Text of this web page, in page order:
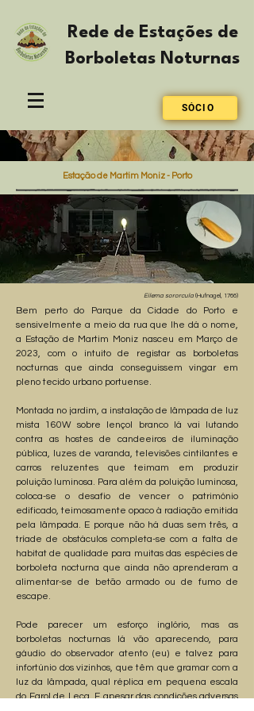
Rede de Estações de
Borboletas Noturnas
SÓCIO
Estação de Martim Moniz - Porto
Eilema sororcula (Hufnagel, 1766)
Bem perto do Parque da Cidade do Porto e
sensivelmente a meio da rua que lhe dá o nome,
a Estação de Martim Moniz nasceu em Março de
2023, com o intuito de registar as borboletas
nocturnas que ainda conseguissem vingar em
pleno tecido urbano portuense.
Montada no jardim, a instalação de lâmpada de luz
mista 160W sobre lençol branco lá vai lutando
contra as hostes de candeeiros de iluminação
pública, luzes de varanda, televisões cintilantes e
carros reluzentes que teimam em produzir
poluição luminosa. Para além da poluição luminosa,
coloca-se o desafio de vencer o património
edificado, teimosamente opaco à radiação emitida
pela lâmpada. E porque não há duas sem três, a
tríade de obstáculos completa-se com a falta de
habitat de qualidade para muitas das espécies de
borboleta nocturna que ainda não aprenderam a
alimentar-se de betão armado ou de fumo de
escape.
Pode parecer um esforço inglório, mas as
borboletas nocturnas lá vão aparecendo, para
gáudio do observador atento (eu) e talvez para
infortúnio dos vizinhos, que têm que gramar com a
luz da lâmpada, qual réplica em pequena escala
do Farol de Leça. E apesar das condições adversas